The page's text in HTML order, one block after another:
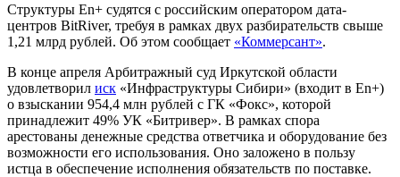
Структуры En+ судятся с российским оператором дата-
центров BitRiver, требуя в рамках двух разбирательств свыше
1,21 млрд рублей. Об этом сообщает «Коммерсант».
В конце апреля Арбитражный суд Иркутской области
удовлетворил иск «Инфраструктуры Сибири» (входит в En+)
о взыскании 954,4 млн рублей с ГК «Фокс», которой
принадлежит 49% УК «Битривер». В рамках спора
арестованы денежные средства ответчика и оборудование без
возможности его использования. Оно заложено в пользу
истца в обеспечение исполнения обязательств по поставке.